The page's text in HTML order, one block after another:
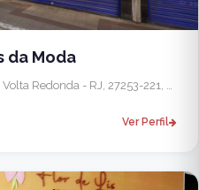
da Moda
Av. Amaral Peixoto, 173 - Centro, Volta Redonda - RJ, 27253-221, Brasil
Ver Perfil